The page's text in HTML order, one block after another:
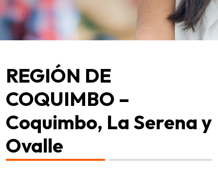
REGIÓN DE
COQUIMBO –
Coquimbo, La Serena y
Ovalle